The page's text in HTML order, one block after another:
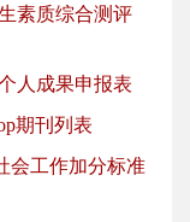
素质综合测评
人成果申报表
期刊列表
会工作加分标准